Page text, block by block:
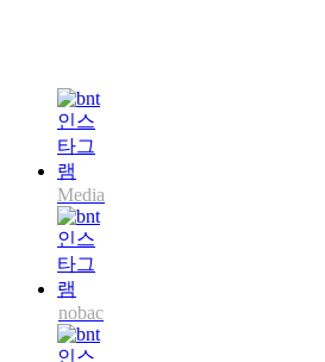
Media
nobac